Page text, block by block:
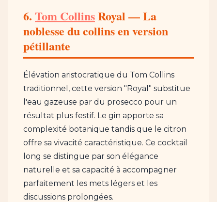
6. Tom CollinsRoyal — La
noblesse du collins en version
pétillante
Élévation aristocratique du Tom Collins
traditionnel, cette version "Royal" substitue
l'eau gazeuse par du prosecco pour un
résultat plus festif. Le gin apporte sa
complexité botanique tandis que le citron
offre sa vivacité caractéristique. Ce cocktail
long se distingue par son élégance
naturelle et sa capacité à accompagner
parfaitement les mets légers et les
discussions prolongées.